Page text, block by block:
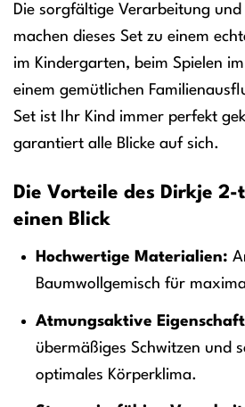
Die sorgfältige Verarbeitung und
machen dieses Set zu einem
im Kindergarten, beim Spielen
einem gemütlichen
Set ist Ihr Kind immer perfekt
garantiert alle Blicke auf sich.
Die Vorteile des Dirkje
einen Blick
Hochwertige Materialien:
Baumwollgemisch für
Atmungsaktive
übermäßiges Schwitzen und
optimales Körperklima.